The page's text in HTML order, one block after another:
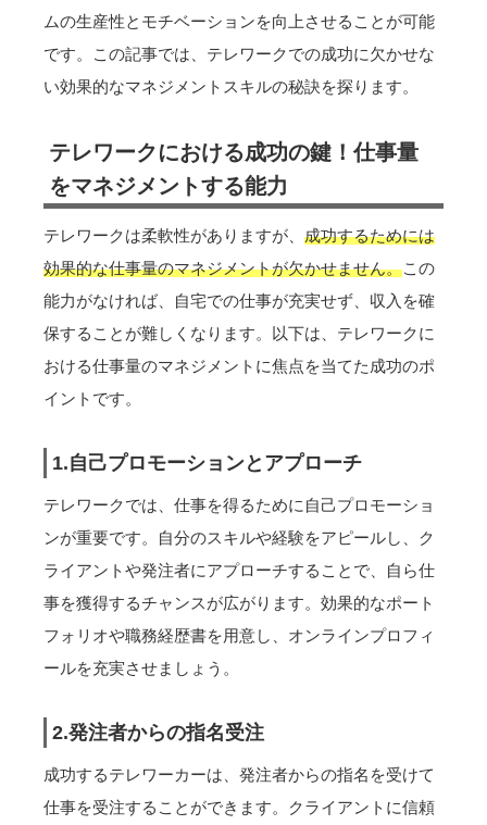
ムの生産性とモチベーションを向上させることが可能
です。この記事では、テレワークでの成功に欠かせな
い効果的なマネジメントスキルの秘訣を探ります。
テレワークにおける成功の鍵！仕事量
をマネジメントする能力
テレワークは柔軟性がありますが、 成功するためには
効果的な仕事量のマネジメントが欠かせません。この
能力がなければ、自宅での仕事が充実せず、収入を確
保することが難しくなります。以下は、テレワークに
おける仕事量のマネジメントに焦点を当てた成功のポ
イントです。
1.自己プロモーションとアプローチ
テレワークでは、仕事を得るために自己プロモーショ
ンが重要です。自分のスキルや経験をアピールし、ク
ライアントや発注者にアプローチすることで、自ら仕
事を獲得するチャンスが広がります。効果的なポート
フォリオや職務経歴書を用意し、オンラインプロフィ
ールを充実させましょう。
2.発注者からの指名受注
成功するテレワーカーは、発注者からの指名を受けて
仕事を受注することができます。クライアントに信頼